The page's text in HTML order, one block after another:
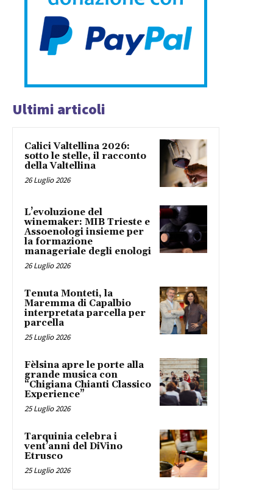
Ultimi articoli
Calici Valtellina 2026:
sotto le stelle, il racconto
della Valtellina
26 Luglio 2026
L’evoluzione del
winemaker: MIB Trieste e
Assoenologi insieme per
la formazione
manageriale degli enologi
26 Luglio 2026
Tenuta Monteti, la
Maremma di Capalbio
interpretata parcella per
parcella
25 Luglio 2026
Fèlsina apre le porte alla
grande musica con
“Chigiana Chianti Classico
Experience”
25 Luglio 2026
Tarquinia celebra i
vent’anni del DiVino
Etrusco
25 Luglio 2026